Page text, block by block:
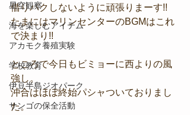
星空観察
海を楽しむアイテム
アカモク養殖実験
学校教育
伊豆半島ジオパーク
サンゴの保全活動
借りパクしないように頑張りまーす!!
たまにはマリンセンターのBGMはこれ
で決まり!!
ところで今日もビミョーに西よりの風
強し。
沖合はほぼ終始パシャついておりまし
た。